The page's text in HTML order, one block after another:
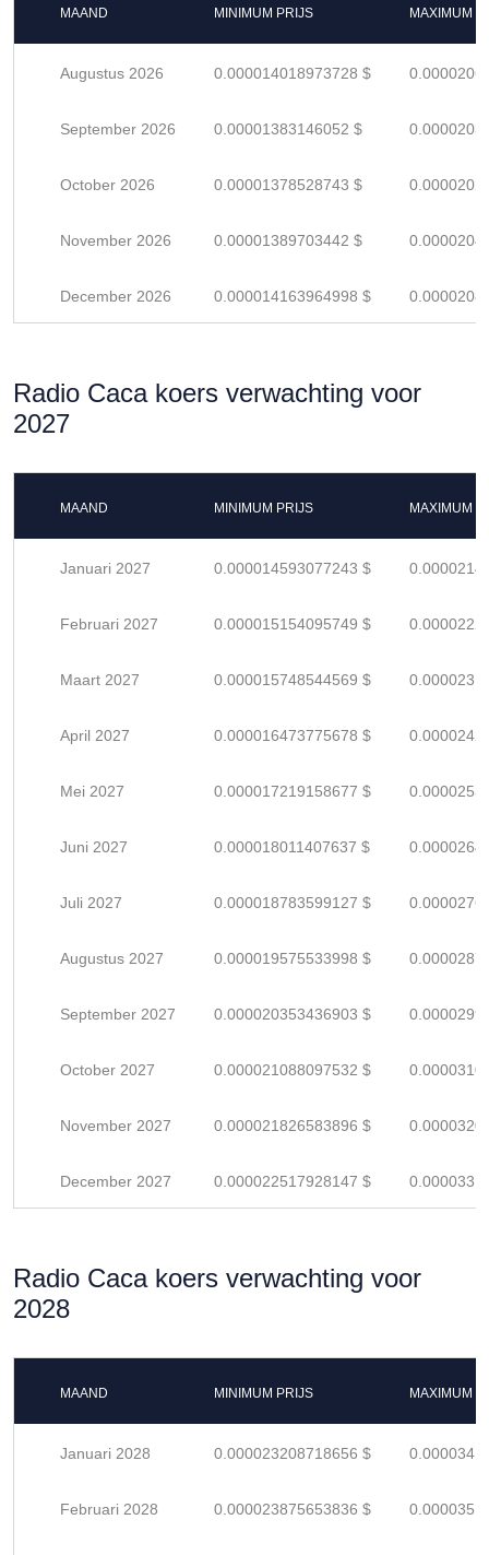
MAAND MINIMUM PRIJS MAXIMUM
Augustus 2026 0.000014018973728 $
September 2026 0.00001383146052 $
October 2026 0.00001378528743 $
November 2026 0.00001389703442 $
December 2026 0.000014163964998 $
Radio Caca koers verwachting voor
2027
MAAND MINIMUM PRIJS MAXIMUM
Januari 2027 0.000014593077243 $
Februari 2027 0.000015154095749 $
Maart 2027 0.000015748544569 $
April 2027 0.000016473775678 $
Mei 2027 0.000017219158677 $
Juni 2027 0.000018011407637 $
Juli 2027 0.000018783599127 $
Augustus 2027 0.000019575533998 $
September 2027 0.000020353436903 $
October 2027 0.000021088097532 $
November 2027 0.000021826583896 $
December 2027 0.000022517928147 $
Radio Caca koers verwachting voor
2028
MAAND MINIMUM PRIJS MAXIMUM
Januari 2028 0.000023208718656 $
Februari 2028 0.000023875653836 $